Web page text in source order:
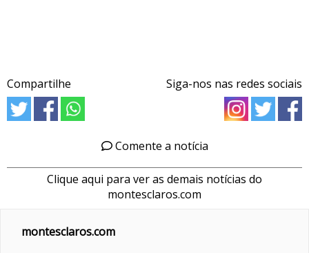
Compartilhe Siga-nos nas redes sociais
Comente a notícia
Clique aqui para ver as demais notícias do
montesclaros.com
montesclaros.com